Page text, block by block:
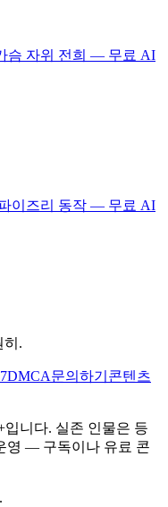
슴 자위 전희 — 무료 AI
이즈리 동작 — 무료 AI
히.
DMCA문의하기 콘텐츠
입니다. 실존 인물은 등
영 — 구독이나 유료 콘